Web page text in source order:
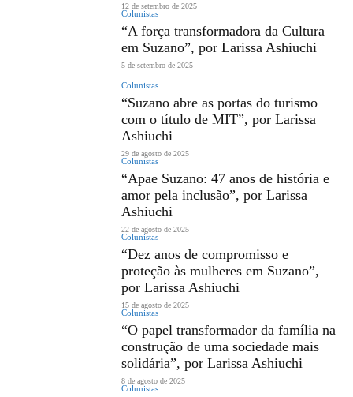
12 de setembro de 2025
Colunistas
“A força transformadora da Cultura
em Suzano”, por Larissa Ashiuchi
5 de setembro de 2025
Colunistas
“Suzano abre as portas do turismo
com o título de MIT”, por Larissa
Ashiuchi
29 de agosto de 2025
Colunistas
“Apae Suzano: 47 anos de história e
amor pela inclusão”, por Larissa
Ashiuchi
22 de agosto de 2025
Colunistas
“Dez anos de compromisso e
proteção às mulheres em Suzano”,
por Larissa Ashiuchi
15 de agosto de 2025
Colunistas
“O papel transformador da família na
construção de uma sociedade mais
solidária”, por Larissa Ashiuchi
8 de agosto de 2025
Colunistas